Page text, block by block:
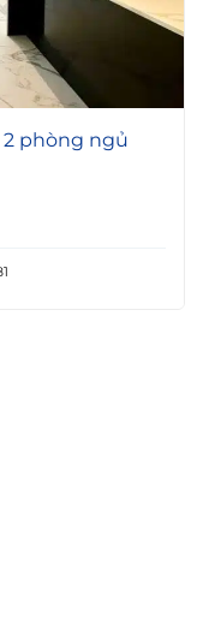
2 phòng ngủ